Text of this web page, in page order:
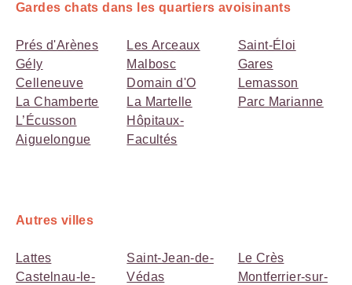
Gardes chats dans les quartiers avoisinants
Prés d'Arènes
Gély
Celleneuve
La Chamberte
L’Écusson
Aiguelongue
Les Arceaux
Malbosc
Domain d'O
La Martelle
Hôpitaux-
Facultés
Saint-Éloi
Gares
Lemasson
Parc Marianne
Autres villes
Lattes
Castelnau-le-
Saint-Jean-de-
Védas
Le Crès
Montferrier-sur-